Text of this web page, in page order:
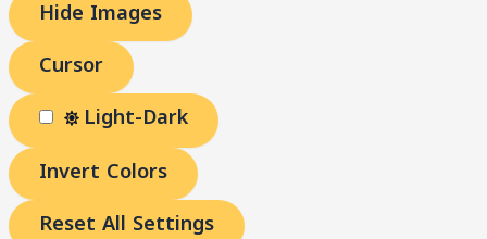
Hide Images
Cursor
Light-Dark
Invert Colors
Reset All Settings